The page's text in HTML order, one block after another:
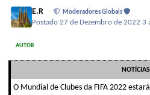
E.R Moderadores Globais
Postado27 de Dezembro de 2022 3
AUTOR
NOTÍCIAS
O Mundial de Clubes da FIFA 2022